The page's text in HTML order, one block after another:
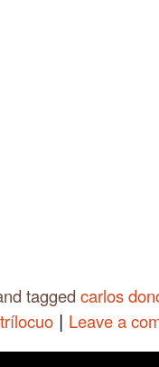
tagged carlos
| Leave a